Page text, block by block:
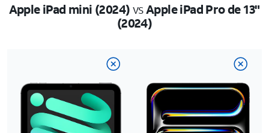
Apple iPad mini (2024)vsApple iPad Pro de 13"
(2024)